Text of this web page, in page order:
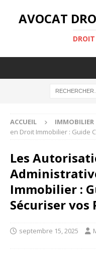
AVOCAT
ACCUEIL IMMOBILIER
en Droit Immobilier : Guide
Les
Immobilier :
Sécuriser vos
septembre 15, 2025